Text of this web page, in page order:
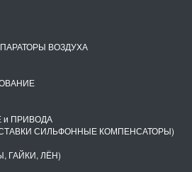
ВОЗДУХА
ПРИВОДА
СИЛЬФОННЫЕ КОМПЕНСАТОРЫ)
ГАЙКИ, ЛЁН)